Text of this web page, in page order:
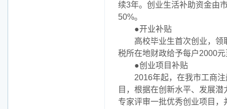
续3年。创业生活补助资金由
50%。
●开业补贴
高校毕业生首次创业，领取
税所在地财政给予每户2000
●创业项目补贴
2016年起，在我市工商注
目，根据在创新水平、发展
专家评审一批优秀创业项目